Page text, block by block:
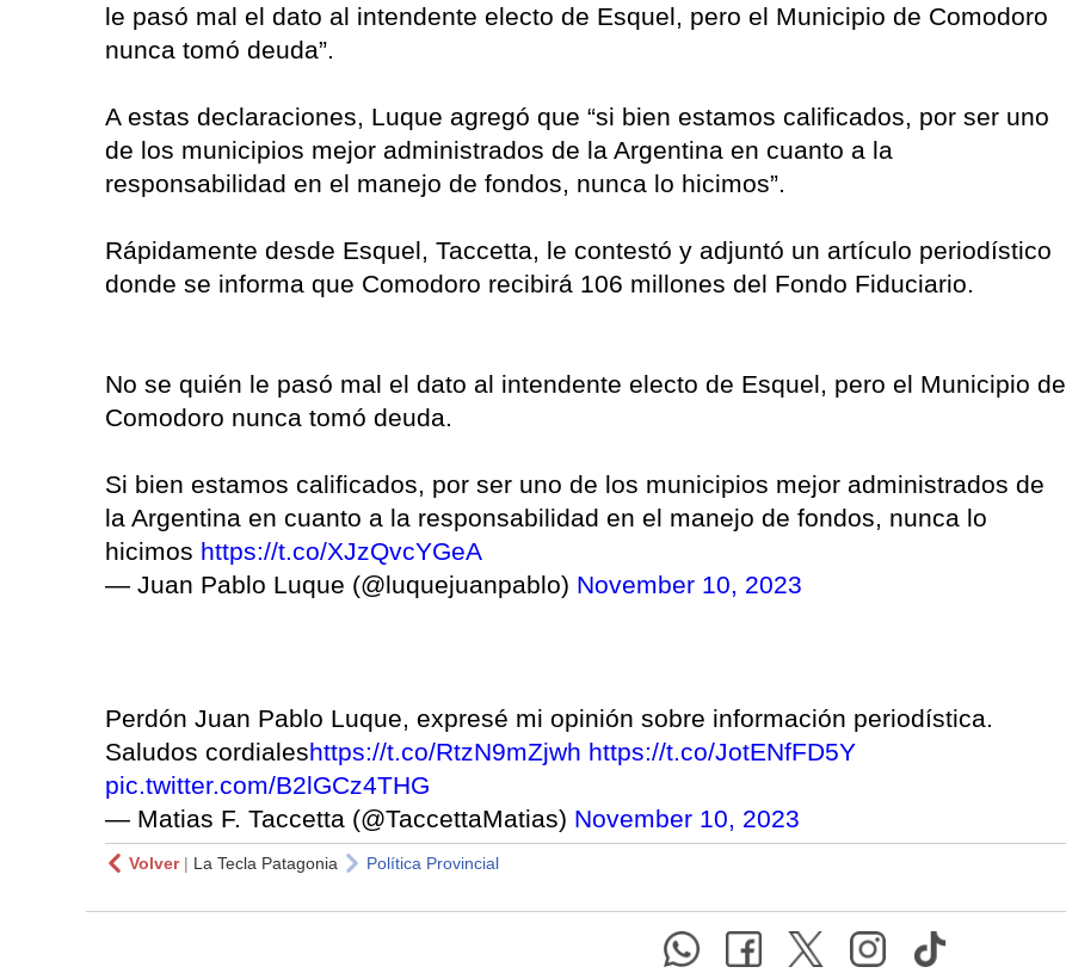
le pasó mal el dato al intendente electo de Esquel, pero el Municipio de Comodoro
nunca tomó deuda”.
A estas declaraciones, Luque agregó que “si bien estamos calificados, por ser uno
de los municipios mejor administrados de la Argentina en cuanto a la
responsabilidad en el manejo de fondos, nunca lo hicimos”.
Rápidamente desde Esquel, Taccetta, le contestó y adjuntó un artículo periodístico
donde se informa que Comodoro recibirá 106 millones del Fondo Fiduciario.
No se quién le pasó mal el dato al intendente electo de Esquel, pero el Municipio de
Comodoro nunca tomó deuda.
Si bien estamos calificados, por ser uno de los municipios mejor administrados de
la Argentina en cuanto a la responsabilidad en el manejo de fondos, nunca lo
hicimos https://t.co/XJzQvcYGeA
— Juan Pablo Luque (@luquejuanpablo) November 10, 2023
Perdón Juan Pablo Luque, expresé mi opinión sobre información periodística.
Saludos cordialeshttps://t.co/RtzN9mZjwh https://t.co/JotENfFD5Y
pic.twitter.com/B2lGCz4THG
— Matias F. Taccetta (@TaccettaMatias) November 10, 2023
Volver| La Tecla Patagonia Política Provincial